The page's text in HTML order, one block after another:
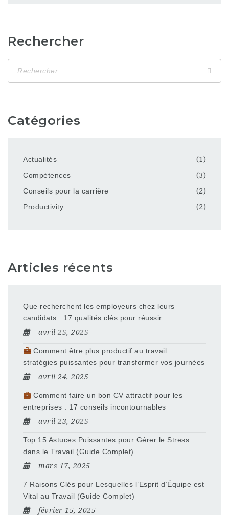
Rechercher
Catégories
Actualités
(1)
Compétences
(3)
Conseils pour la carrière
(2)
Productivity
(2)
Articles récents
Que recherchent les employeurs chez leurs
candidats : 17 qualités clés pour réussir
avril 25, 2025
Comment être plus productif au travail :
stratégies puissantes pour transformer vos journées
avril 24, 2025
Comment faire un bon CV attractif pour les
entreprises : 17 conseils incontournables
avril 23, 2025
Top 15 Astuces Puissantes pour Gérer le Stress
dans le Travail (Guide Complet)
mars 17, 2025
7 Raisons Clés pour Lesquelles l’Esprit d’Équipe est
Vital au Travail (Guide Complet)
février 15, 2025